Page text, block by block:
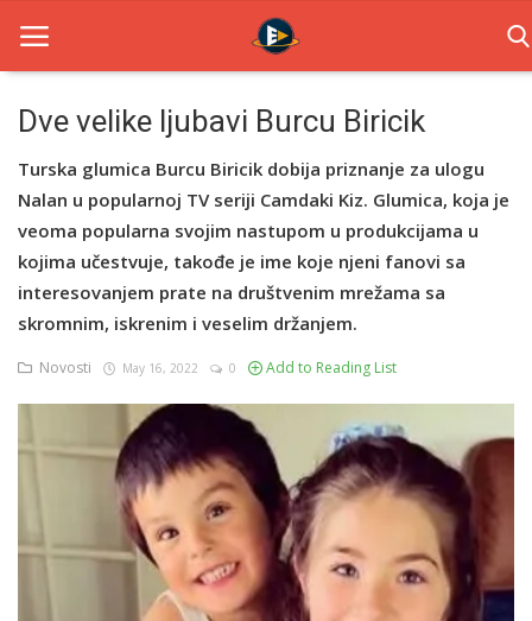
Home
TV Serije
Filmovi
Glumci
Dve velike ljubavi Burcu Biricik
Turska glumica Burcu Biricik dobija priznanje za ulogu
Nalan u popularnoj TV seriji Camdaki Kiz. Glumica, koja je
veoma popularna svojim nastupom u produkcijama u
kojima učestvuje, takođe je ime koje njeni fanovi sa
interesovanjem prate na društvenim mrežama sa
skromnim, iskrenim i veselim držanjem.
Novosti May 16, 2022 0 Add to Reading List